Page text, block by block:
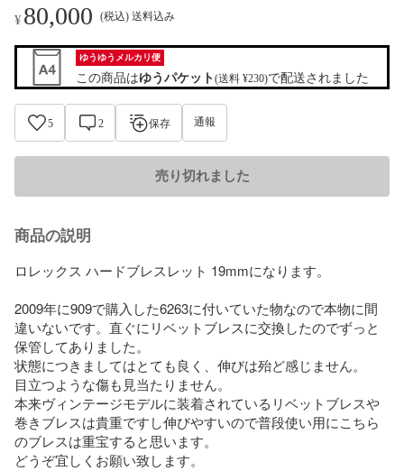
¥80,000 (税込) 送料込み
ゆうゆうメルカリ便
この商品はゆうパケット(送料 ¥230)で配送されました
5 2 保存 通報
売り切れました
商品の説明
ロレックス ハードブレスレット 19mmになります。
2009年に909で購入した6263に付いていた物なので本物に間
違いないです。直ぐにリベットブレスに交換したのでずっと
保管してありました。
状態につきましてはとても良く、伸びは殆ど感じません。
目立つような傷も見当たりません。
本来ヴィンテージモデルに装着されているリベットブレスや
巻きブレスは貴重ですし伸びやすいので普段使い用にこちら
のブレスは重宝すると思います。
どうぞ宜しくお願い致します。